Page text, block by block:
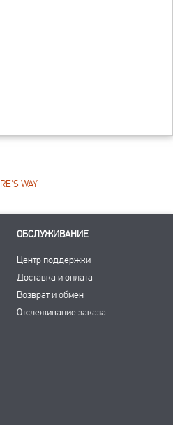
WAY
ОБСЛУЖИВАНИЕ
Центр поддержки
Доставка и оплата
Возврат и обмен
Отслеживание заказа